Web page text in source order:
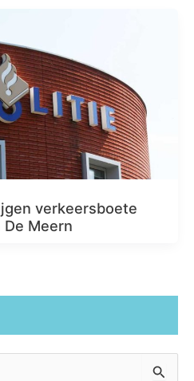
verkeersboete
Meern